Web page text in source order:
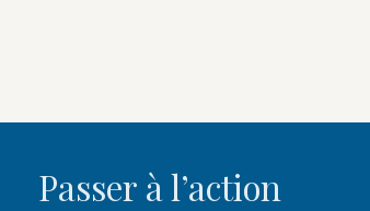
Passer à l’action